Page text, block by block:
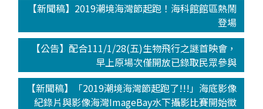
【新聞稿】2019潮境海灣節起跑！海科館館區熱鬧
登場
【公告】配合111/1/28(五)生物飛行之謎首映會，
早上原場次僅開放已錄取民眾參與
【新聞稿】「2019潮境海灣節起跑了!!!」海底影像
紀錄片與影像海灣ImageBay水下攝影比賽開始徵